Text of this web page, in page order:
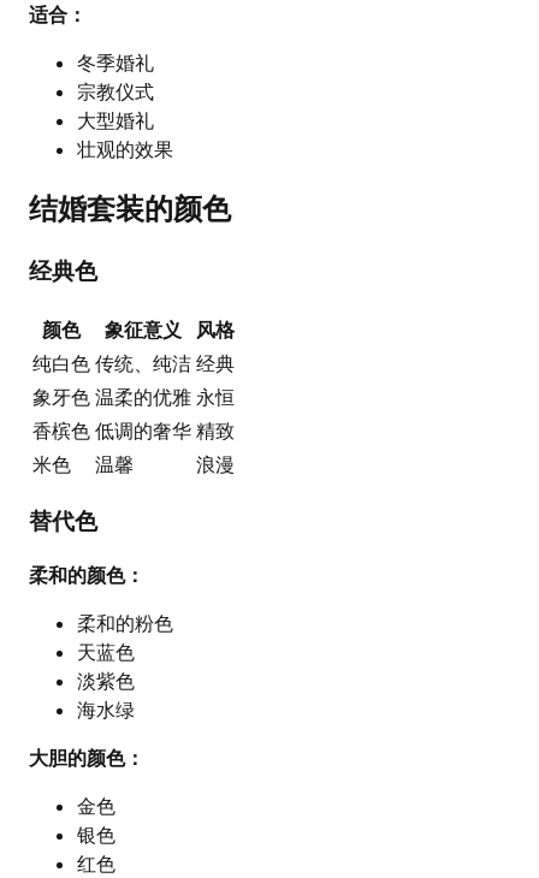
适合：
冬季婚礼
宗教仪式
大型婚礼
壮观的效果
结婚套装的颜色
经典色
颜色 象征意义
风格
纯白色 传统、纯洁 经典
象牙色 温柔的优雅 永恒
香槟色 低调的奢华 精致
米色
温馨 浪漫
替代色
柔和的颜色：
柔和的粉色
天蓝色
淡紫色
海水绿
大胆的颜色：
金色
银色
红色